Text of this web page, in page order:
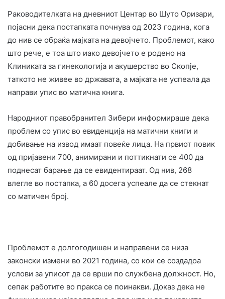
Раководителката на дневниот Центар во Шуто Оризари,
појасни дека постапката почнува од 2023 година, кога
до нив се обраќа мајката на девојчето. Проблемот, како
што рече, е тоа што иако девојчето е родено на
Клиниката за гинекологија и акушерство во Скопје,
таткото не живее во државата, а мајката не успеала да
направи упис во матична книга.
Народниот правобранител Зибери информираше дека
проблем со упис во евиденција на матични книги и
добивање на извод имаат повеќе лица. На првиот повик
од пријавени 700, анимирани и поттикнати се 400 да
поднесат барање да се евидентираат. Од нив, 268
влегле во постапка, а 60 досега успеале да се стекнат
со матичен број.
Проблемот е долгогодишен и направени се низа
законски измени во 2021 година, со кои се создадоа
услови за уписот да се врши по службена должност. Но,
сепак работите во пракса се поинакви. Доказ дека не